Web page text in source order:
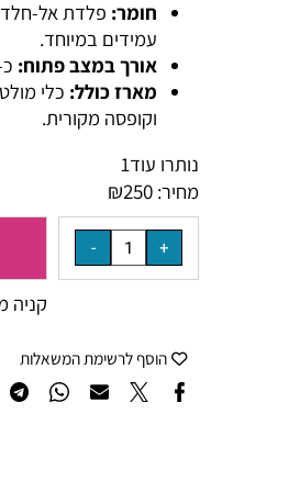
מותג:Roxon
דגם:MBT3 Multi BBQ Tool
חומר:
עמידים במיוחד.
אורך במצב פתוח:כ-30 ס"מ.
מארז כולל:
וקופסה מקורית.
נותרו עוד1
₪250
קניה מהירה